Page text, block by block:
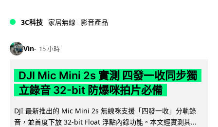
3C科技 家居無線 影音產品
Vin 15 小時
DJI Mic Mini 2s 實測 四發一收同步獨
立錄音 32-bit 防爆咪拍片必備
DJI 最新推出的 Mic Mini 2s 無線咪支援「四發一收」分軌錄
音，並首度下放 32-bit Float 浮點內錄功能。本文經實測其...